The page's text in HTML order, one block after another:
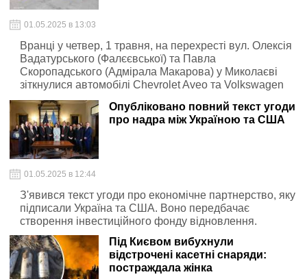
01.05.2025 в 13:03
Вранці у четвер, 1 травня, на перехресті вул. Олексія
Вадатурського (Фалєєвської) та Павла
Скоропадського (Адмірала Макарова) у Миколаєві
зіткнулися автомобілі Chevrolet Aveo та Volkswagen
Touareg.
Опубліковано повний текст угоди
про надра між Україною та США
01.05.2025 в 12:44
З'явився текст угоди про економічне партнерство, яку
підписали Україна та США. Воно передбачає
створення інвестиційного фонду відновлення.
Під Києвом вибухнули
відстрочені касетні снаряди:
постраждала жінка